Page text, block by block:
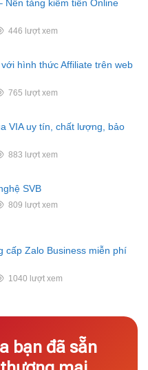
Nền tảng kiếm tiền Online
446 lượt xem
hình thức Affiliate trên web
765 lượt xem
VIA uy tín, chất lượng, bảo
883 lượt xem
SVB
809 lượt xem
cấp Zalo Business miễn phí
1040 lượt xem
bạn đã sẵn